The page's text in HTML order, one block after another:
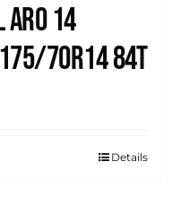
Aro 14
70R14 84T
Details